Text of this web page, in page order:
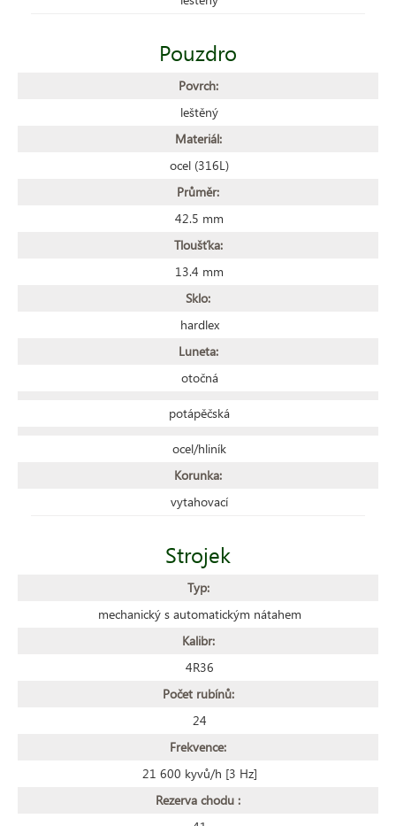
Pouzdro
Povrch:
leštěný
Materiál:
ocel (316L)
Průměr:
42.5 mm
Tloušťka:
13.4 mm
Sklo:
hardlex
Luneta:
otočná
potápěčská
ocel/hliník
Korunka:
vytahovací
Strojek
Typ:
mechanický s automatickým nátahem
Kalibr:
4R36
Počet rubínů:
24
Frekvence:
21 600 kyvů/h [3 Hz]
Rezerva chodu :